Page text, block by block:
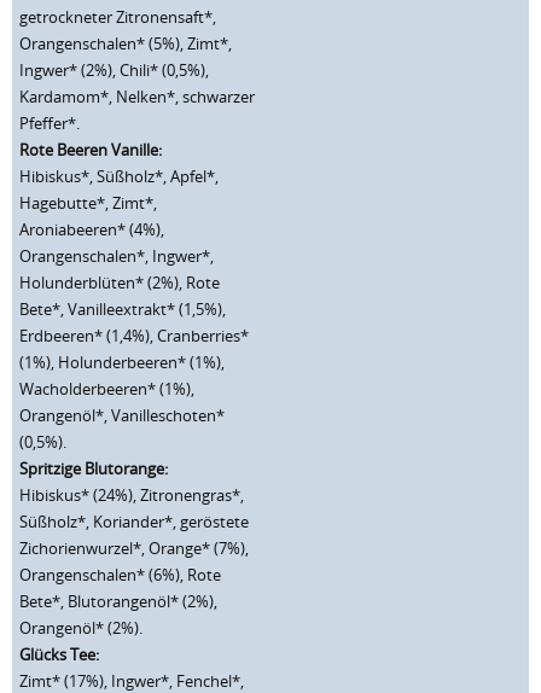
getrockneter Zitronensaft*,
Orangenschalen* (5%), Zimt*,
Ingwer* (2%), Chili* (0,5%),
Kardamom*, Nelken*, schwarzer
Pfeffer*.
Rote Beeren Vanille:
Hibiskus*, Süßholz*, Apfel*,
Hagebutte*, Zimt*,
Aroniabeeren* (4%),
Orangenschalen*, Ingwer*,
Holunderblüten* (2%), Rote
Bete*, Vanilleextrakt* (1,5%),
Erdbeeren* (1,4%), Cranberries*
(1%), Holunderbeeren* (1%),
Wacholderbeeren* (1%),
Orangenöl*, Vanilleschoten*
(0,5%).
Spritzige Blutorange:
Hibiskus* (24%), Zitronengras*,
Süßholz*, Koriander*, geröstete
Zichorienwurzel*, Orange* (7%),
Orangenschalen* (6%), Rote
Bete*, Blutorangenöl* (2%),
Orangenöl* (2%).
Glücks Tee:
Zimt* (17%), Ingwer*, Fenchel*,